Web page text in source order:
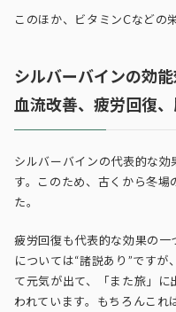
このほか、ビタミンCなどの
シルバーバインの効
血流改善、疲労回復
シルバーバインの代表的な
す。このため、古くから冬
た。
疲労回復も代表的な効果の
については“諸説あり”です
て元気が出て、「また旅」
われています。もちろんこれ